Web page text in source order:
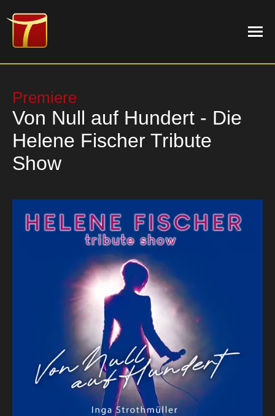
NEWS
THEATER
DIE MUSIKWERKSTATT
KONTAKT
Premiere
Von Null auf Hundert - Die
Helene Fischer Tribute
Show